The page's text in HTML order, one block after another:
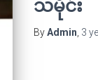
သမိုင်း
ByAdmin, 3